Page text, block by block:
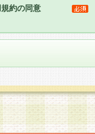
と考えております。従っ
合には、当社はその個人
社の取扱商品やサービス
。
6.当社は、お客様から当社
られた場合には、ご本人
先となります。
2条 会員の資格
会員とは、本規約等を承
約の同意